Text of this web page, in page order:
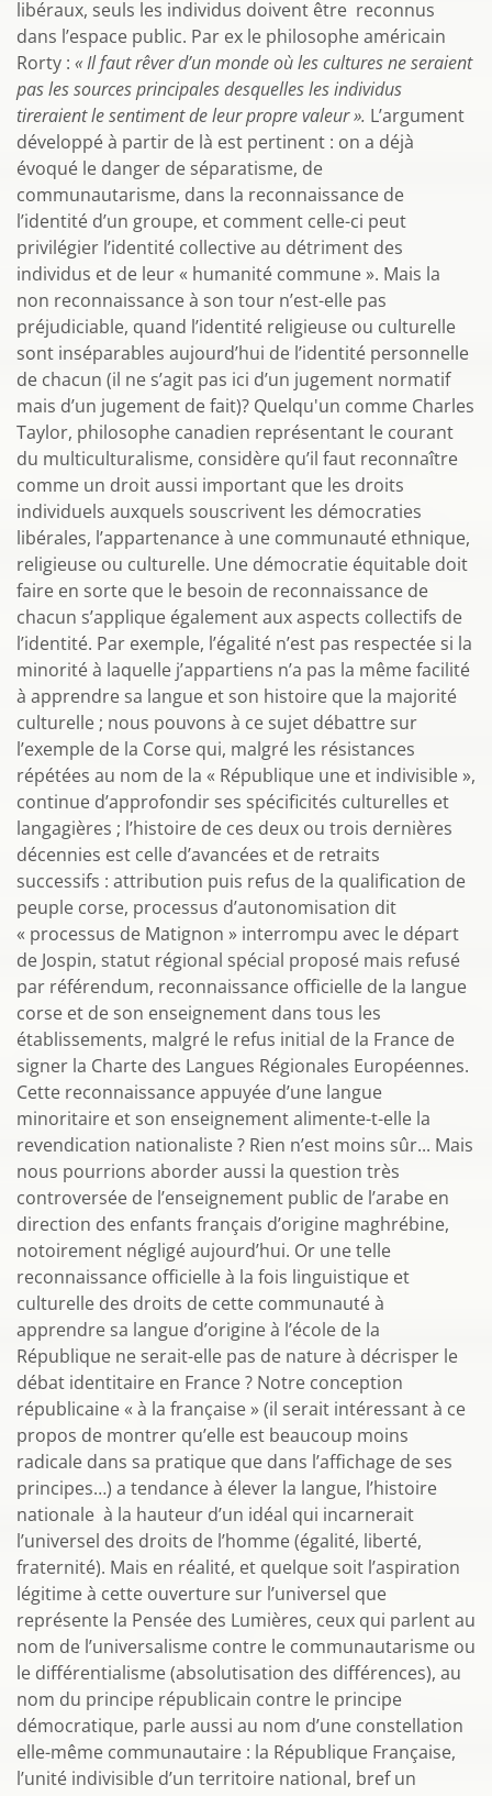
libéraux, seuls les individus doivent être reconnus
dans l’espace public. Par ex le philosophe américain
Rorty : « Il faut rêver d’un monde où les cultures ne seraient
pas les sources principales desquelles les individus
tireraient le sentiment de leur propre valeur ». L’argument
développé à partir de là est pertinent : on a déjà
évoqué le danger de séparatisme, de
communautarisme, dans la reconnaissance de
l’identité d’un groupe, et comment celle-ci peut
privilégier l’identité collective au détriment des
individus et de leur « humanité commune ». Mais la
non reconnaissance à son tour n’est-elle pas
préjudiciable, quand l’identité religieuse ou culturelle
sont inséparables aujourd’hui de l’identité personnelle
de chacun (il ne s’agit pas ici d’un jugement normatif
mais d’un jugement de fait)? Quelqu'un comme Charles
Taylor, philosophe canadien représentant le courant
du multiculturalisme, considère qu’il faut reconnaître
comme un droit aussi important que les droits
individuels auxquels souscrivent les démocraties
libérales, l’appartenance à une communauté ethnique,
religieuse ou culturelle. Une démocratie équitable doit
faire en sorte que le besoin de reconnaissance de
chacun s’applique également aux aspects collectifs de
l’identité. Par exemple, l’égalité n’est pas respectée si la
minorité à laquelle j’appartiens n’a pas la même facilité
à apprendre sa langue et son histoire que la majorité
culturelle ; nous pouvons à ce sujet débattre sur
l’exemple de la Corse qui, malgré les résistances
répétées au nom de la « République une et indivisible »,
continue d’approfondir ses spécificités culturelles et
langagières ; l’histoire de ces deux ou trois dernières
décennies est celle d’avancées et de retraits
successifs : attribution puis refus de la qualification de
peuple corse, processus d’autonomisation dit
« processus de Matignon » interrompu avec le départ
de Jospin, statut régional spécial proposé mais refusé
par référendum, reconnaissance officielle de la langue
corse et de son enseignement dans tous les
établissements, malgré le refus initial de la France de
signer la Charte des Langues Régionales Européennes.
Cette reconnaissance appuyée d’une langue
minoritaire et son enseignement alimente-t-elle la
revendication nationaliste ? Rien n’est moins sûr... Mais
nous pourrions aborder aussi la question très
controversée de l’enseignement public de l’arabe en
direction des enfants français d’origine maghrébine,
notoirement négligé aujourd’hui. Or une telle
reconnaissance officielle à la fois linguistique et
culturelle des droits de cette communauté à
apprendre sa langue d’origine à l’école de la
République ne serait-elle pas de nature à décrisper le
débat identitaire en France ? Notre conception
républicaine « à la française » (il serait intéressant à ce
propos de montrer qu’elle est beaucoup moins
radicale dans sa pratique que dans l’affichage de ses
principes…) a tendance à élever la langue, l’histoire
nationale à la hauteur d’un idéal qui incarnerait
l’universel des droits de l’homme (égalité, liberté,
fraternité). Mais en réalité, et quelque soit l’aspiration
légitime à cette ouverture sur l’universel que
représente la Pensée des Lumières, ceux qui parlent au
nom de l’universalisme contre le communautarisme ou
le différentialisme (absolutisation des différences), au
nom du principe républicain contre le principe
démocratique, parle aussi au nom d’une constellation
elle-même communautaire : la République Française,
l’unité indivisible d’un territoire national, bref un